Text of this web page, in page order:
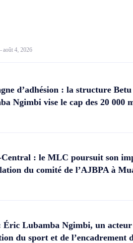
-août 4, 2026
d’adhésion : la structure
Ngimbi vise le cap des 20 000
: le MLC poursuit son
du comité de l’AJBPA à
Éric Lubamba Ngimbi, un
du sport et de l’encadrement